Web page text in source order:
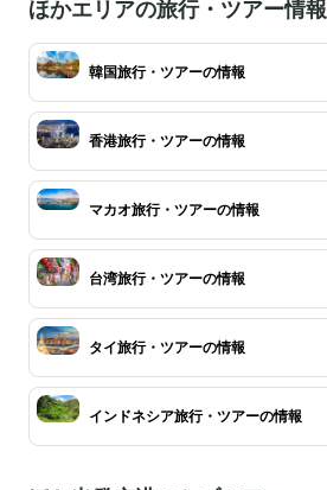
ほかエリアの旅行・ツアー情報
韓国旅行・ツアーの情報
香港旅行・ツアーの情報
マカオ旅行・ツアーの情報
台湾旅行・ツアーの情報
タイ旅行・ツアーの情報
インドネシア旅行・ツアーの情報